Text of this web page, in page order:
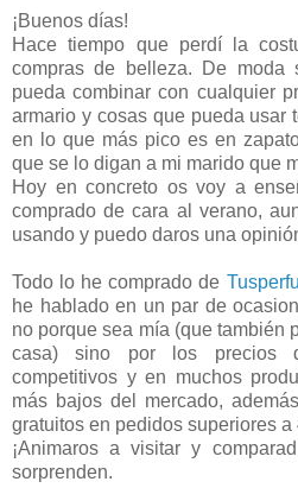
¡Buenos días!
Hace tiempo que perdí la
compras de belleza. De moda
pueda combinar con cualquier
armario y cosas que pueda usar
en lo que más pico es en
que se lo digan a mi marido que
Hoy en concreto os voy a
comprado de cara al verano,
usando y puedo daros una
Todo lo he comprado de
he hablado en un par de
no porque sea mía (que también
casa) sino por los precios
competitivos y en muchos
más bajos del mercado,
gratuitos en pedidos superiores a
¡Animaros a visitar y
sorprenden.